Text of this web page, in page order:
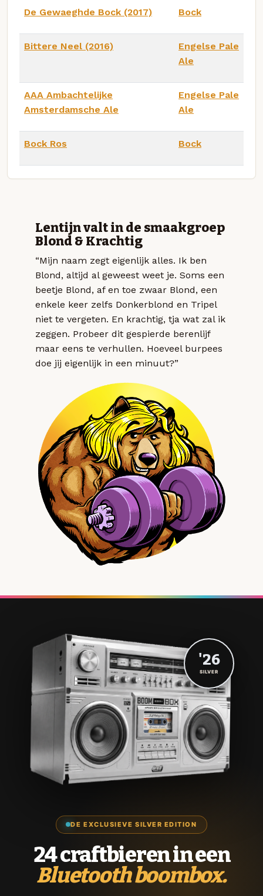
De Gewaeghde Bock (2017) Bock
Bittere Neel (2016)
Engelse Pale
Ale
AAA Ambachtelijke
Amsterdamsche Ale
Engelse Pale
Ale
Bock Ros Bock
Lentijn valt in de smaakgroep
Blond & Krachtig
“Mijn naam zegt eigenlijk alles. Ik ben
Blond, altijd al geweest weet je. Soms een
beetje Blond, af en toe zwaar Blond, een
enkele keer zelfs Donkerblond en Tripel
niet te vergeten. En krachtig, tja wat zal ik
zeggen. Probeer dit gespierde berenlijf
maar eens te verhullen. Hoeveel burpees
doe jij eigenlijk in een minuut?”
DE EXCLUSIEVE SILVER EDITION
24 craftbieren in een
Bluetooth boombox.
'26
SILVER